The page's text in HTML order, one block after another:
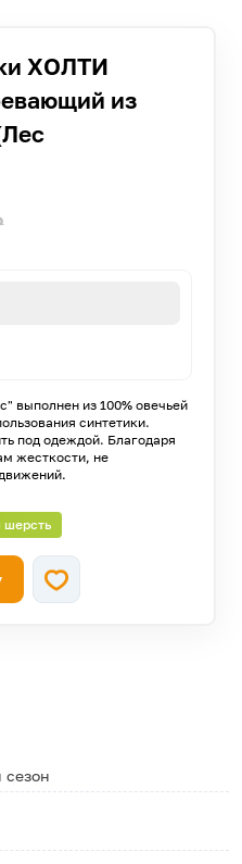
ХОЛТИ
из
выполнен из 100% овечьей
синтетики.
под одеждой. Благодаря
жесткости, не
шерсть